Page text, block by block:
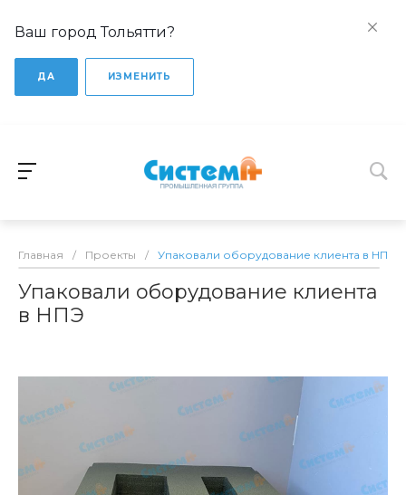
Ваш город Тольятти?
ДА ИЗМЕНИТЬ
Главная / Проекты / Упаковали оборудование клиента в НПЭ
Упаковали оборудование клиента
в НПЭ